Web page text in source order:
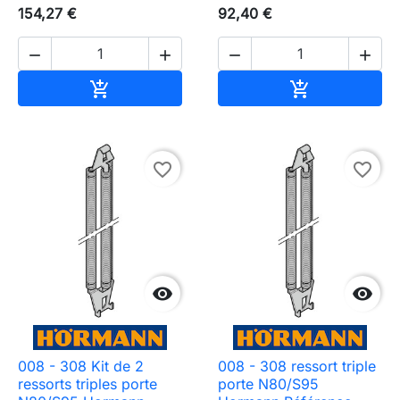
154,27 €
 

92,40 €
 


favorite_border
008 - 308 Kit de 2
ressorts triples porte

favorite_border
008 - 308 ressort triple
porte N80/S95